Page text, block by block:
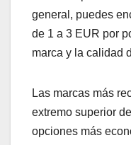
general, puedes
de 1 a 3 EUR por
marca y la calidad
Las marcas más
extremo superior
opciones más